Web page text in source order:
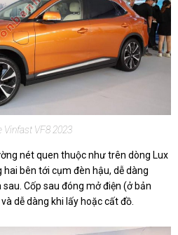
Vinfast VF8 2023
nét quen thuộc như trên dòng Lux
bên tới cụm đèn hậu, dễ dàng
Cốp sau đóng mở điện (ở bản
dễ dàng khi lấy hoặc cất đồ.